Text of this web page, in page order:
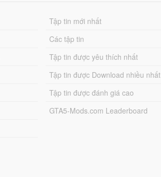
Tập tin mới nhất
Các tập tin
Tập tin được yêu thích nhất
Tập tin được Download nhiều nhất
Tập tin được đánh giá cao
GTA5-Mods.com Leaderboard